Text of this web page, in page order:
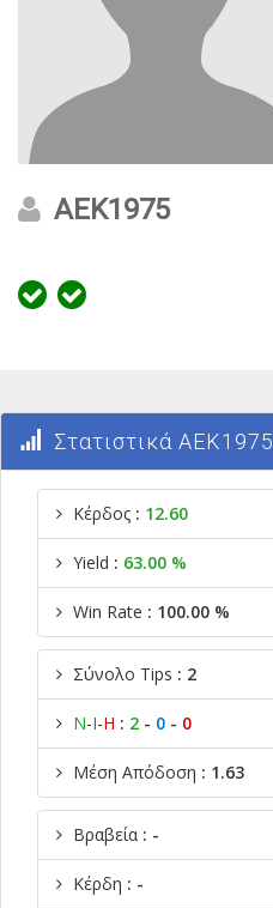
AEK1975
Στατιστικά AEK1975
Κέρδος : 12.60
Yield : 63.00 %
Win Rate : 100.00 %
Σύνολο Tips : 2
Ν-Ι-Η : 2 - 0 - 0
Μέση Απόδοση : 1.63
Βραβεία : -
Κέρδη : -